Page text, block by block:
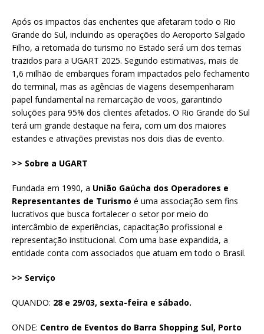
Após os impactos das enchentes que afetaram todo o Rio
Grande do Sul, incluindo as operações do Aeroporto Salgado
Filho, a retomada do turismo no Estado será um dos temas
trazidos para a UGART 2025. Segundo estimativas, mais de
1,6 milhão de embarques foram impactados pelo fechamento
do terminal, mas as agências de viagens desempenharam
papel fundamental na remarcação de voos, garantindo
soluções para 95% dos clientes afetados. O Rio Grande do Sul
terá um grande destaque na feira, com um dos maiores
estandes e ativações previstas nos dois dias de evento.
>> Sobre a UGART
Fundada em 1990, a União Gaúcha dos Operadores e
Representantes de Turismo é uma associação sem fins
lucrativos que busca fortalecer o setor por meio do
intercâmbio de experiências, capacitação profissional e
representação institucional. Com uma base expandida, a
entidade conta com associados que atuam em todo o Brasil.
>> Serviço
QUANDO: 28 e 29/03, sexta-feira e sábado.
ONDE: Centro de Eventos do Barra Shopping Sul, Porto